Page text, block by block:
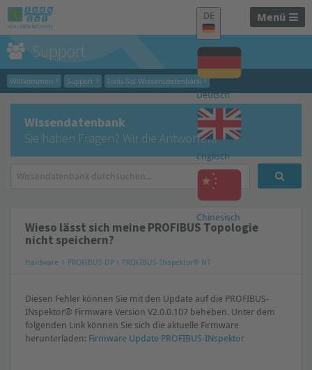
Menü
DE
Deutsch
Englisch
Chinesisch
Support
Willkommen Support Indu-Sol Wissensdatenbank
Wissendatenbank
Sie haben Fragen? Wir die Antworten!
Wieso lässt sich meine PROFIBUS Topologie
nicht speichern?
Hardware PROFIBUS DP PROFIBUS-INspektor® NT
Diesen Fehler können Sie mit den Update auf die PROFIBUS-
INspektor® Firmware Version V2.0.0.107 beheben. Unter dem
folgenden Link können Sie sich die aktuelle Firmware
herunterladen: Firmware Update PROFIBUS-INspektor